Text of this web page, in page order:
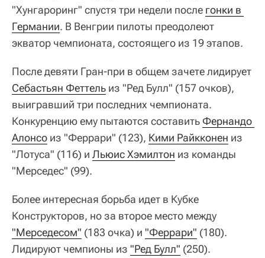
"Хунгароринг" спустя три недели после гонки в
Германии. В Венгрии пилоты преодолеют
экватор чемпионата, состоящего из 19 этапов.
После девяти Гран-при в общем зачете лидирует
Себастьян Феттель из "Ред Булл" (157 очков),
выигравший три последних чемпионата.
Конкуренцию ему пытаются составить Фернандо
Алонсо из "Феррари" (123), Кими Райкконен из
"Лотуса" (116) и Льюис Хэмилтон из команды
"Мерседес" (99).
Более интересная борьба идет в Кубке
Конструкторов, но за второе место между
"Мерседесом" (183 очка) и "Феррари" (180).
Лидируют чемпионы из "Ред Булл" (250).